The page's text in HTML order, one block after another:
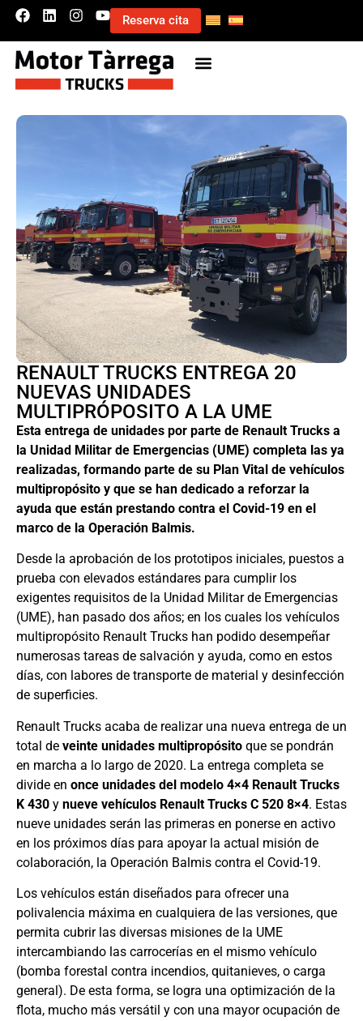
Reserva cita
RENAULT TRUCKS ENTREGA 20
NUEVAS UNIDADES
MULTIPRÓPOSITO A LA UME
Esta entrega de unidades por parte de Renault Trucks a
la Unidad Militar de Emergencias (UME) completa las ya
realizadas, formando parte de su Plan Vital de vehículos
multipropósito y que se han dedicado a reforzar la
ayuda que están prestando contra el Covid-19 en el
marco de la Operación Balmis.
Desde la aprobación de los prototipos iniciales, puestos a
prueba con elevados estándares para cumplir los
exigentes requisitos de la Unidad Militar de Emergencias
(UME), han pasado dos años; en los cuales los vehículos
multipropósito Renault Trucks han podido desempeñar
numerosas tareas de salvación y ayuda, como en estos
días, con labores de transporte de material y desinfección
de superficies.
Renault Trucks acaba de realizar una nueva entrega de un
total de veinte unidades multipropósito que se pondrán
en marcha a lo largo de 2020. La entrega completa se
divide en once unidades del modelo 4×4 Renault Trucks
K 430 y nueve vehículos Renault Trucks C 520 8×4. Estas
nueve unidades serán las primeras en ponerse en activo
en los próximos días para apoyar la actual misión de
colaboración, la Operación Balmis contra el Covid-19.
Los vehículos están diseñados para ofrecer una
polivalencia máxima en cualquiera de las versiones, que
permita cubrir las diversas misiones de la UME
intercambiando las carrocerías en el mismo vehículo
(bomba forestal contra incendios, quitanieves, o carga
general). De esta forma, se logra una optimización de la
flota, mucho más versátil y con una mayor ocupación de